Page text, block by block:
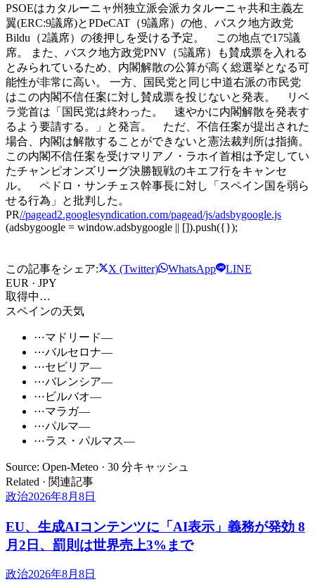
PSOEはカタルーニャ州独立派会派カタルーニャ共和主義左
翼(ERC:9議席)とPDeCAT（9議席）の他、バスク地方政党
Bildu（2議席）の後押しを受ける予定。 この地点で175議
席。 また、バスク地方政党PNV（5議席）も賛成票を入れる
とみられているため、内閣解散の公算が高く総選挙となる可
能性が非常に高い。 一方、国民党と同じ中道右派の市民党
はこの内閣不信任案に対し賛成票を投じないと発表。 リベ
ラ党首は「国民党は終わった。 速やかに内閣解散を発表す
るよう要請する。」と発言。 ただ、不信任案が提出された
場合、内閣は解散することができないと憲法裁判所は指摘。
この内閣不信任案を受けマリアノ・ラホイ首相は予定してい
たチャンピオンズリーグ決勝観戦のキエフ行をキャンセ
ル。 ペドロ・サンチェス幹事長に対し「スペイン国を弱ら
せる行為」と批判した。
PR//pagead2.googlesyndication.com/pagead/js/adsbygoogle.js
(adsbygoogle = window.adsbygoogle || []).push({});
この記事をシェア: X (Twitter) WhatsApp
LINE
EUR · JPY
取得中…
スペインの天気
⋯マドリード—
⋯バルセロナ—
⋯セビリア—
⋯バレンシア—
⋯ ビルバオ—
⋯マラガ—
⋯パルマ—
⋯ラス・パルマス—
Source: Open-Meteo · 30 分キャッシュ
Related · 関連記事
政治2026年8月8日
EU、生成AIコンテンツに「AI表示」義務が発効 8
月2日、罰則は世界売上3%まで
政治2026年8月8日